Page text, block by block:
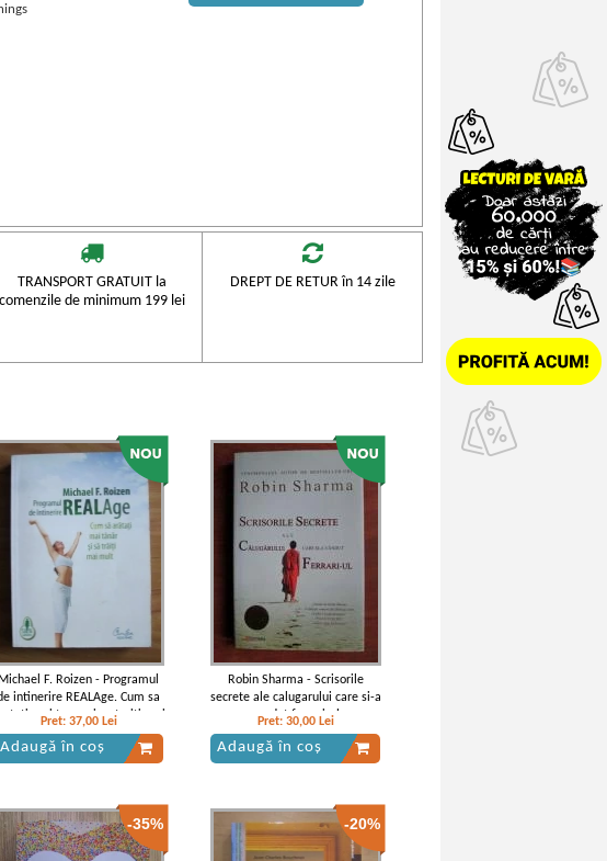
TRANSPORT GRATUIT la
comenzile de minimum 199 lei
DREPT DE RETUR în 14 zile
Michael F. Roizen - Programul
intinerire REALAge. Cum sa
mai tanar si sa traiti mai
mult
Pret: 37,00 Lei
Adaugă în coș
Robin Sharma - Scrisorile
secrete ale calugarului care si-a
vandut ferrari-ul
Pret: 30,00 Lei
Adaugă în coș
-35% -20%